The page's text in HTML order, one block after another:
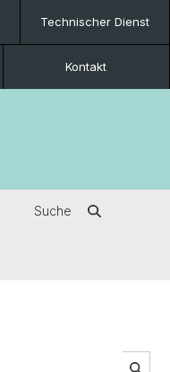
Technischer Dienst
Kontakt
Suche